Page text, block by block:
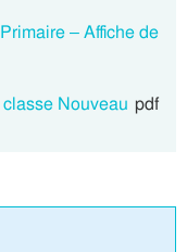
– Affiche de
Nouveau pdf